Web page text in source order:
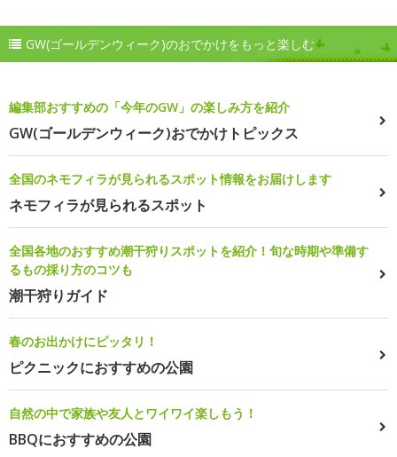
GW(ゴールデンウィーク)のおでかけをもっと楽しむ
編集部おすすめの「今年のGW」の楽しみ方を紹介
GW(ゴールデンウィーク)おでかけトピックス
全国のネモフィラが見られるスポット情報をお届けします
ネモフィラが見られるスポット
全国各地のおすすめ潮干狩りスポットを紹介！旬な時期や準備す
るもの採り方のコツも
潮干狩りガイド
春のお出かけにピッタリ！
ピクニックにおすすめの公園
自然の中で家族や友人とワイワイ楽しもう！
BBQにおすすめの公園